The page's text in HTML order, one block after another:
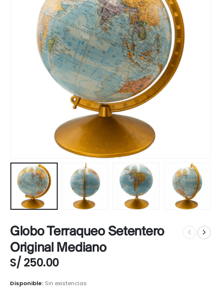
Globo Terraqueo Setentero
Original Mediano
S/ 250.00
Disponible: Sin existencias